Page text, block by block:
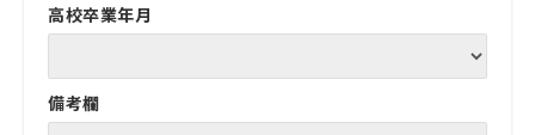
高校卒業年月
備考欄